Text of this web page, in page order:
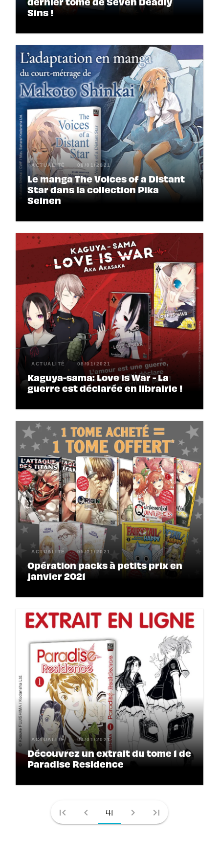
Sins !
ACTUALITÉ 08/01/2021
Le manga The Voices of a Distant
Star dans la collection Pika
Seinen
ACTUALITÉ 08/01/2021
Kaguya-sama: Love is War - La
guerre est déclarée en librairie !
ACTUALITÉ 05/01/2021
Opération packs à petits prix en
janvier 2021
ACTUALITÉ 04/01/2021
Découvrez un extrait du tome 1 de
Paradise Residence
first_page chevron_left 41 chevron_right last_page